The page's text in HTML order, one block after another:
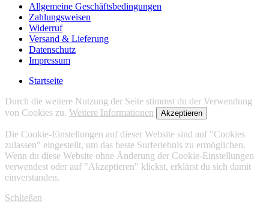
Allgemeine Geschäftsbedingungen
Zahlungsweisen
Widerruf
Versand & Lieferung
Datenschutz
Impressum
Startseite
Durch die weitere Nutzung der Seite stimmst du der Verwendung
von Cookies zu. Weitere Informationen Akzeptieren
Die Cookie-Einstellungen auf dieser Website sind auf "Cookies
zulassen" eingestellt, um das beste Surferlebnis zu ermöglichen.
Wenn du diese Website ohne Änderung der Cookie-Einstellungen
verwendest oder auf "Akzeptieren" klickst, erklärst du sich damit
einverstanden.
Schließen